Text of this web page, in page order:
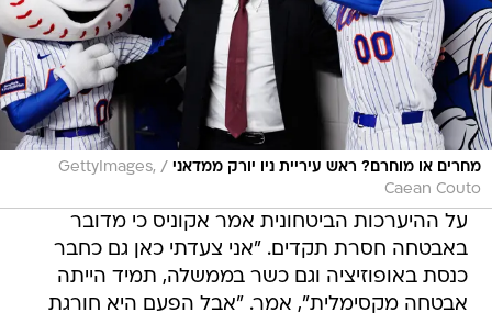
מחרים או מוחרם? ראש עיריית ניו יורק ממדאני /
GettyImages,
Caean Couto
על ההיערכות הביטחונית אמר אקוניס כי מדובר
באבטחה חסרת תקדים. "אני צעדתי כאן גם כחבר
כנסת באופוזיציה וגם כשר בממשלה, תמיד הייתה
אבטחה מקסימלית", אמר. "אבל הפעם היא חורגת